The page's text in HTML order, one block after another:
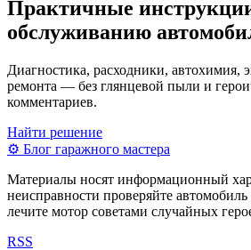
Практичные
обслуживанию
Диагностика, расходники, автохимия,
ремонта — без глянцевой пыли и
комментариев.
Найти решение
⚙ Блог гаражного мастера
Материалы носят информационный
неисправности проверяйте
лечите мотор советами случайных
RSS